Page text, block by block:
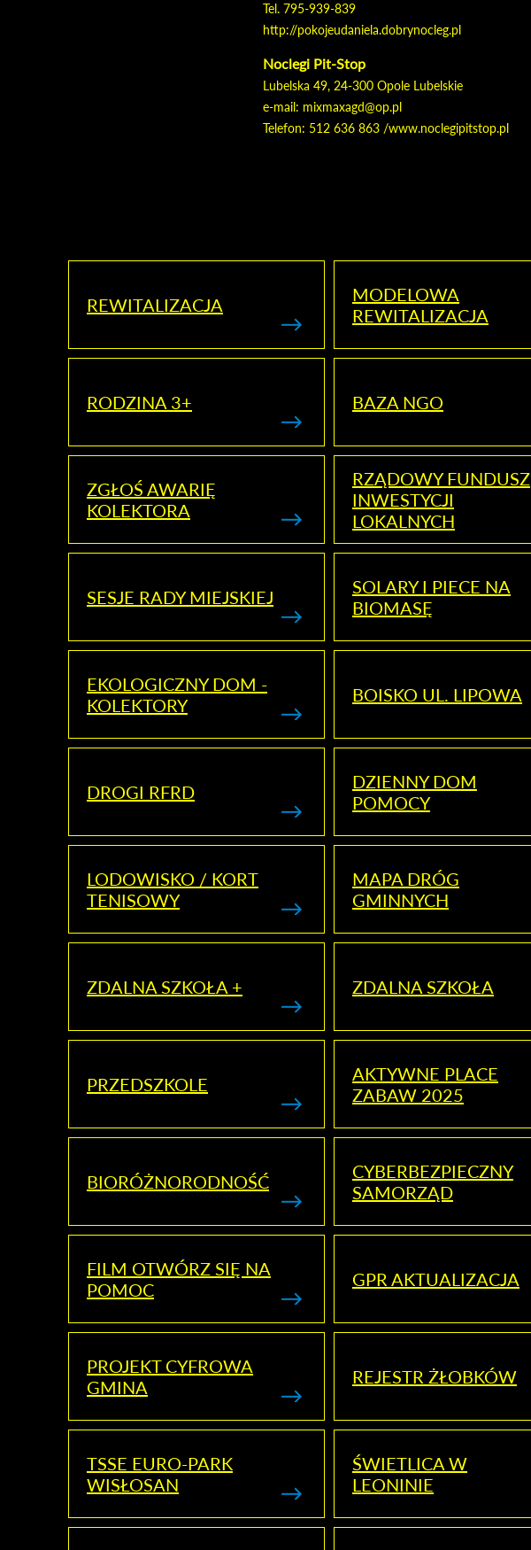
Tel. 795-939-839
http://pokojeudaniela.dobrynocleg.pl
Noclegi Pit-Stop
Lubelska 49, 24-300 Opole Lubelskie
e-mail: mixmaxagd@op.pl
Telefon: 512 636 863 /www.noclegipitstop.pl
REWITALIZACJA
MODELOWA
REWITALIZACJA
RODZINA 3+ BAZA NGO
ZGŁOŚ AWARIĘ
KOLEKTORA
RZĄDOWY FUNDUSZ
INWESTYCJI
LOKALNYCH
SESJE RADY MIEJSKIEJ
SOLARY I PIECE NA
BIOMASĘ
EKOLOGICZNY DOM -
KOLEKTORY
BOISKO UL. LIPOWA
DROGI RFRD
DZIENNY DOM
POMOCY
LODOWISKO / KORT
TENISOWY
MAPA DRÓG
GMINNYCH
ZDALNA SZKOŁA + ZDALNA SZKOŁA
PRZEDSZKOLE
AKTYWNE PLACE
ZABAW 2025
BIORÓŻNORODNOŚĆ
CYBERBEZPIECZNY
SAMORZĄD
FILM OTWÓRZ SIĘ NA
POMOC
GPR AKTUALIZACJA
PROJEKT CYFROWA
GMINA
REJESTR ŻŁOBKÓW
TSSE EURO-PARK
WISŁOSAN
ŚWIETLICA W
LEONINIE